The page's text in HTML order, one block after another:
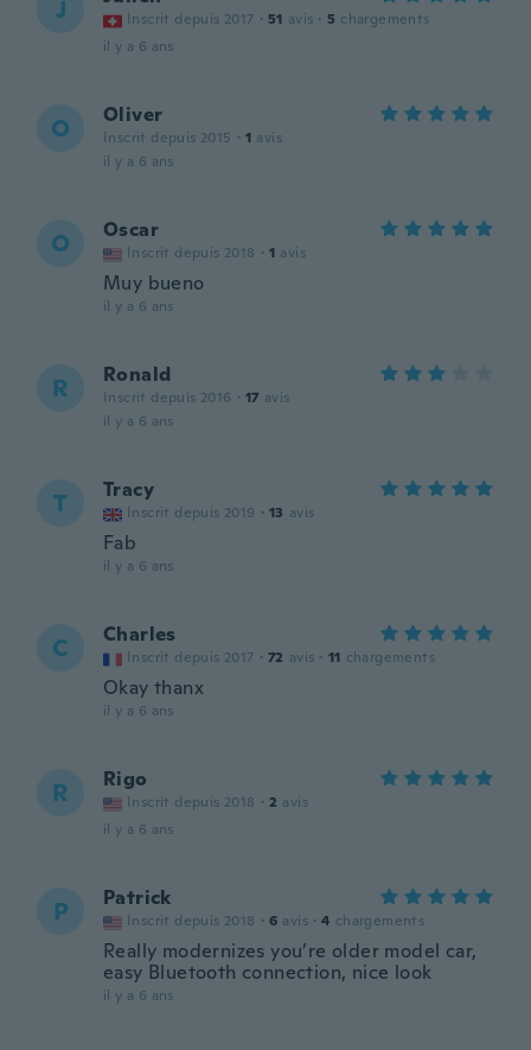
J Inscrit depuis 2017 · 51 avis · 5 chargements
il y a 6 ans
O Oliver
Inscrit depuis 2015 · 1 avis
il y a 6 ans
O Oscar
Inscrit depuis 2018 · 1 avis
Muy bueno
il y a 6 ans
R Ronald
Inscrit depuis 2016 · 17 avis
il y a 6 ans
T Tracy
Inscrit depuis 2019 · 13 avis
Fab
il y a 6 ans
C Charles
Inscrit depuis 2017 · 72 avis · 11 chargements
Okay thanx
il y a 6 ans
R Rigo
Inscrit depuis 2018 · 2 avis
il y a 6 ans
P Patrick
Inscrit depuis 2018 · 6 avis · 4 chargements
Really modernizes you’re older model car,
easy Bluetooth connection, nice look
il y a 6 ans